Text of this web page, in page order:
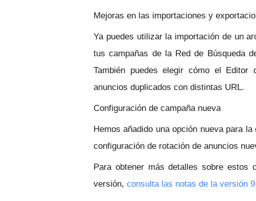
Mejoras en las importaciones y
Ya puedes utilizar la importación de un
tus campañas de la Red de Búsqueda
También puedes elegir cómo el Editor
anuncios duplicados con distintas URL.
Configuración de campaña nueva
Hemos añadido una opción nueva para
configuración de rotación de anuncios
Para obtener más detalles sobre estos
versión, consulta las notas de la versión